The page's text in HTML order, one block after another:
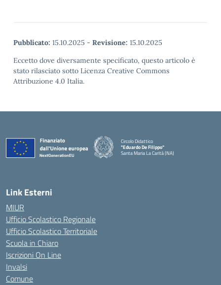
Pubblicato: 15.10.2025 - Revisione: 15.10.2025
Eccetto dove diversamente specificato, questo articolo è
stato rilasciato sotto Licenza Creative Commons
Attribuzione 4.0 Italia.
Circolo Didattico
"Eduardo De Filippo"
Santa Maria La Carità (NA)
Link Esterni
MIUR
Ufficio Scolastico Regionale
Ufficio Scolastico Territoriale
Scuola in Chiaro
Iscrizioni On Line
Invalsi
Comune